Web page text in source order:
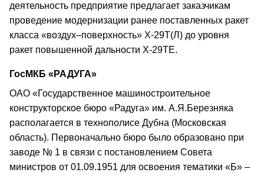
деятельность предприятие предлагает заказчикам
проведение модернизации ранее поставленных ракет
класса «воздух–поверхность» Х-29Т(Л) до уровня
ракет повышенной дальности Х-29ТЕ.
ГосМКБ «РАДУГА»
ОАО «Государственное машиностроительное
конструкторское бюро «Радуга» им. А.Я.Березняка
располагается в технополисе Дубна (Московская
область). Первоначально бюро было образовано при
заводе № 1 в связи с постановлением Совета
министров от 01.09.1951 для освоения тематики «Б» –